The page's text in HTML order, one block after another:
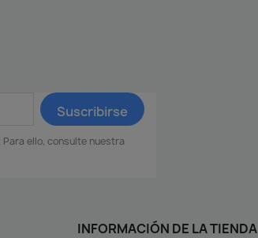
ello, consulte nuestra
INFORMACIÓN DE LA TIENDA